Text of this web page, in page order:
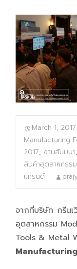
March 1, 2017
Manufacturing
2017, งานสัมมนา,
สินค้าอุตสาหกรรม
แกรนด์
จากที่บริษัท กรีน
อุตสาหกรรม
Tools & Metal